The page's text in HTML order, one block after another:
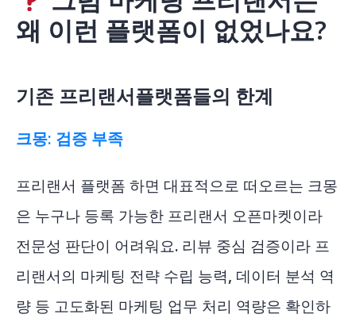
왜 이런 플랫폼이 없었나요?
기존 프리랜서플랫폼들의 한계
크몽: 검증 부족
프리랜서 플랫폼 하면 대표적으로 떠오르는 크몽
은 누구나 등록 가능한 프리랜서 오픈마켓이라
전문성 판단이 어려워요. 리뷰 중심 검증이라 프
리랜서의 마케팅 전략 수립 능력, 데이터 분석 역
량 등 고도화된 마케팅 업무 처리 역량은 확인하